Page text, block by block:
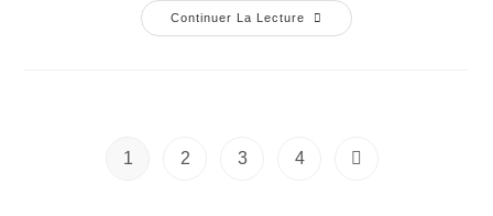
Continuer La Lecture
1 2 3 4